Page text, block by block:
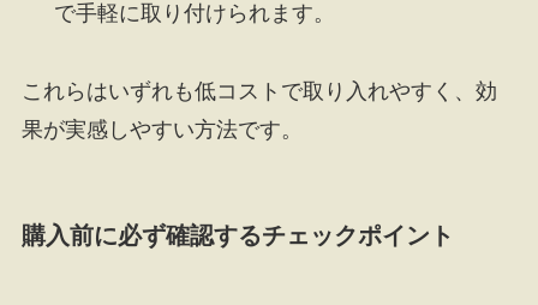
で手軽に取り付けられます。
これらはいずれも低コストで取り入れやすく、効
果が実感しやすい方法です。
購入前に必ず確認するチェックポイント